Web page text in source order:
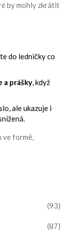
by mohly zkrátit
do ledničky co
a prášky, když
ale ukazuje i
ve formě,
(93)
(87)